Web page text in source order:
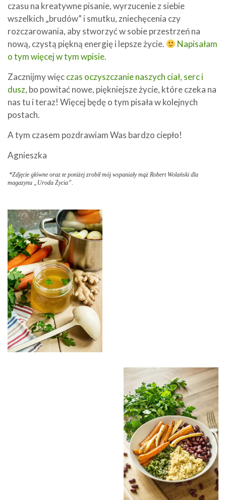
czasu na kreatywne pisanie, wyrzucenie z siebie
wszelkich „brudów” i smutku, zniechęcenia czy
rozczarowania, aby stworzyć w sobie przestrzeń na
nową, czystą piękną energię i lepsze życie.
Napisałam
o tym więcej w tym wpisie.
Zacznijmy więcczas oczyszczanie naszych ciał, serc i
dusz, bo powitać nowe, piękniejsze życie, które czeka na
nas tu i teraz! Więcej będę o tym pisała w kolejnych
postach.
A tym czasem pozdrawiam Was bardzo ciepło!
Agnieszka
*Zdjęcie główne oraz te poniżej zrobił mój wspaniały mąż Robert Wolański dla
magazynu „Uroda Życia”.